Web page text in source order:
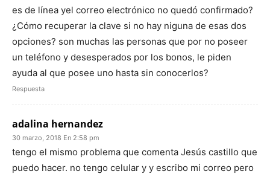
es de línea yel correo electrónico no quedó confirmado?
¿Cómo recuperar la clave si no hay niguna de esas dos
opciones? son muchas las personas que por no poseer
un teléfono y desesperados por los bonos, le piden
ayuda al que posee uno hasta sin conocerlos?
Respuesta
adalina hernandez
30 marzo, 2018 En 2:58 pm
tengo el mismo problema que comenta Jesús castillo que
puedo hacer. no tengo celular y y escribo mi correo pero